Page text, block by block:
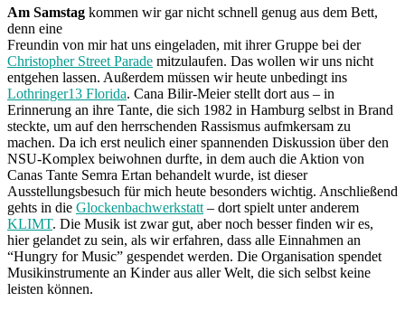
Am Samstag kommen wir gar nicht schnell genug aus dem Bett,
denn eine
Freundin von mir hat uns eingeladen, mit ihrer Gruppe bei der
Christopher Street Parade mitzulaufen. Das wollen wir uns nicht
entgehen lassen. Außerdem müssen wir heute unbedingt ins
Lothringer13 Florida. Cana Bilir-Meier stellt dort aus – in
Erinnerung an ihre Tante, die sich 1982 in Hamburg selbst in Brand
steckte, um auf den herrschenden Rassismus aufmkersam zu
machen. Da ich erst neulich einer spannenden Diskussion über den
NSU-Komplex beiwohnen durfte, in dem auch die Aktion von
Canas Tante Semra Ertan behandelt wurde, ist dieser
Ausstellungsbesuch für mich heute besonders wichtig. Anschließend
gehts in die Glockenbachwerkstatt – dort spielt unter anderem
KLIMT. Die Musik ist zwar gut, aber noch besser finden wir es,
hier gelandet zu sein, als wir erfahren, dass alle Einnahmen an
“Hungry for Music” gespendet werden. Die Organisation spendet
Musikinstrumente an Kinder aus aller Welt, die sich selbst keine
leisten können.